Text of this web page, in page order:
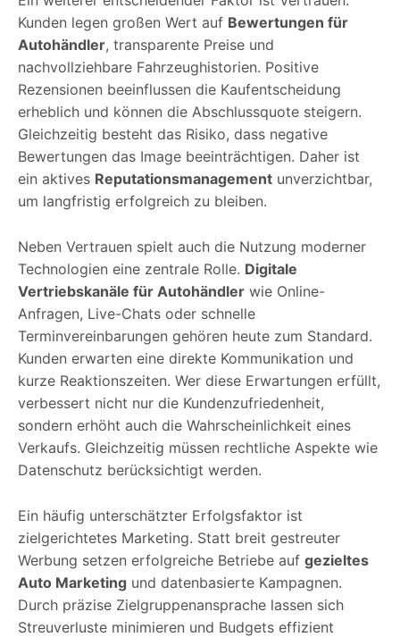
Kunden legen großen Wert auf Bewertungen für
Autohändler, transparente Preise und
nachvollziehbare Fahrzeughistorien. Positive
Rezensionen beeinflussen die Kaufentscheidung
erheblich und können die Abschlussquote steigern.
Gleichzeitig besteht das Risiko, dass negative
Bewertungen das Image beeinträchtigen. Daher ist
ein aktives Reputationsmanagement unverzichtbar,
um langfristig erfolgreich zu bleiben.
Neben Vertrauen spielt auch die Nutzung moderner
Technologien eine zentrale Rolle. Digitale
Vertriebskanäle für Autohändler wie Online-
Anfragen, Live-Chats oder schnelle
Terminvereinbarungen gehören heute zum Standard.
Kunden erwarten eine direkte Kommunikation und
kurze Reaktionszeiten. Wer diese Erwartungen erfüllt,
verbessert nicht nur die Kundenzufriedenheit,
sondern erhöht auch die Wahrscheinlichkeit eines
Verkaufs. Gleichzeitig müssen rechtliche Aspekte wie
Datenschutz berücksichtigt werden.
Ein häufig unterschätzter Erfolgsfaktor ist
zielgerichtetes Marketing. Statt breit gestreuter
Werbung setzen erfolgreiche Betriebe auf gezieltes
Auto Marketing und datenbasierte Kampagnen.
Durch präzise Zielgruppenansprache lassen sich
Streuverluste minimieren und Budgets effizient